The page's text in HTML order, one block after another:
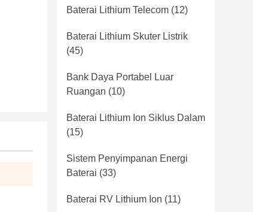
Baterai Lithium Telecom (12)
Baterai Lithium Skuter Listrik
(45)
Bank Daya Portabel Luar
Ruangan (10)
Baterai Lithium Ion Siklus Dalam
(15)
Sistem Penyimpanan Energi
Baterai (33)
Baterai RV Lithium Ion (11)